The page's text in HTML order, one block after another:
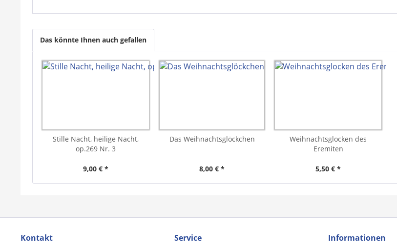
Das könnte Ihnen auch gefallen
Stille Nacht, heilige Nacht,
op.269 Nr. 3
9,00 € *
Das Weihnachtsglöckchen
8,00 € *
Weihnachtsglocken des
Eremiten
5,50 € *
Kontakt Service Informationen